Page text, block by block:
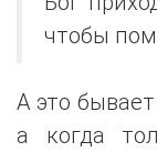
чтобы
А это
а когда